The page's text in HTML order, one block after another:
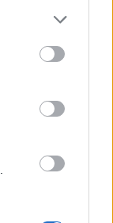
baubas: